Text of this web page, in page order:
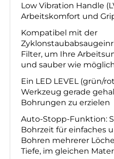
Low Vibration Handle
Arbeitskomfort und
Kompatibel mit der
Filter, um Ihre
und sauber wie
Ein LED LEVEL (grün/
Werkzeug gerade
Bohrungen zu erzielen
Auto-Stopp-Funktion:
Bohrzeit für einfaches
Bohren mehrerer
Tiefe, im gleichen